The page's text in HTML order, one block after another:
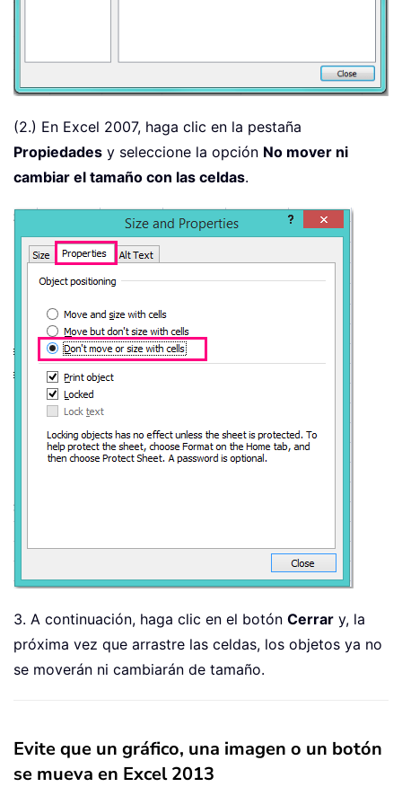
(2.) En Excel 2007, haga clic en la pestaña
Propiedades y seleccione la opción No mover ni
cambiar el tamaño con las celdas.
3. A continuación, haga clic en el botón Cerrar y, la
próxima vez que arrastre las celdas, los objetos ya no
se moverán ni cambiarán de tamaño.
Evite que un gráfico, una imagen o un botón
se mueva en Excel 2013